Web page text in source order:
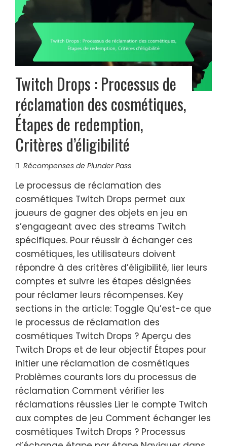
Twitch Drops : Processus de
réclamation des cosmétiques,
Étapes de redemption,
Critères d’éligibilité
Récompenses de Plunder Pass
Le processus de réclamation des
cosmétiques Twitch Drops permet aux
joueurs de gagner des objets en jeu en
s’engageant avec des streams Twitch
spécifiques. Pour réussir à échanger ces
cosmétiques, les utilisateurs doivent
répondre à des critères d’éligibilité, lier leurs
comptes et suivre les étapes désignées
pour réclamer leurs récompenses. Key
sections in the article: Toggle Qu’est-ce que
le processus de réclamation des
cosmétiques Twitch Drops ? Aperçu des
Twitch Drops et de leur objectif Étapes pour
initier une réclamation de cosmétiques
Problèmes courants lors du processus de
réclamation Comment vérifier les
réclamations réussies Lier le compte Twitch
aux comptes de jeu Comment échanger les
cosmétiques Twitch Drops ? Processus